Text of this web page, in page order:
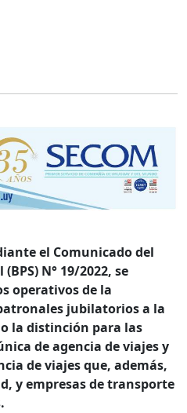
el Comunicado del
N° 19/2022, se
operativos de la
jubilatorios a la
la distinción para las
de agencia de viajes y
de viajes que, además,
y empresas de transporte